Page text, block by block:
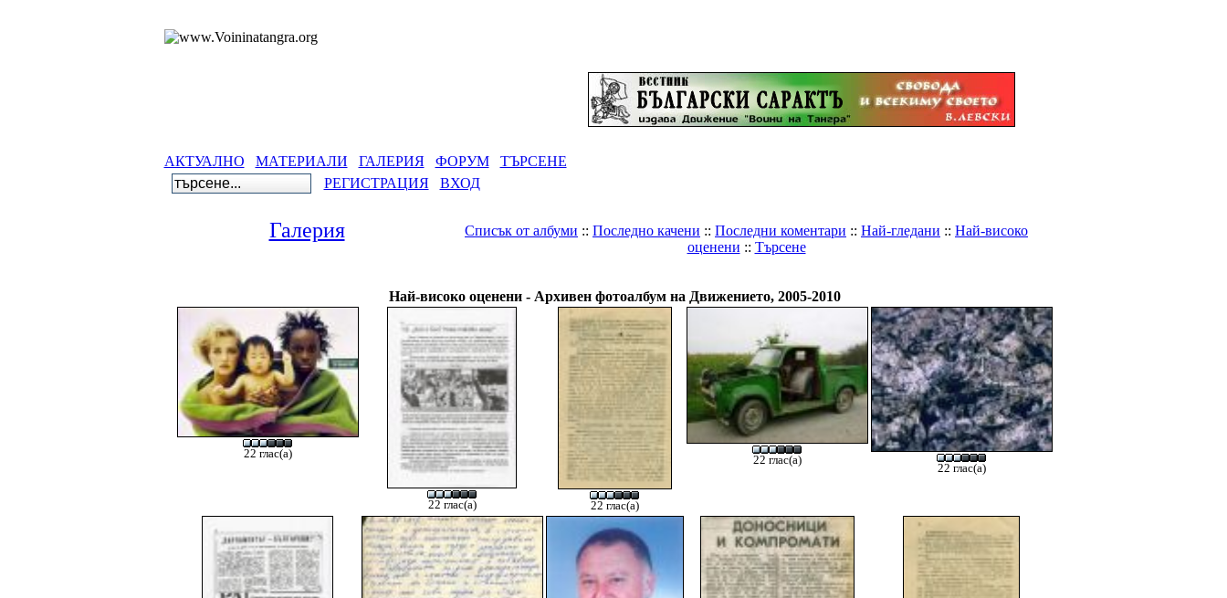
АКТУАЛНО МАТЕРИАЛИ ГАЛЕРИЯ ФОРУМ
ТЪРСЕНЕ
РЕГИСТРАЦИЯ
ВХОД
Галерия Списък от албуми :: Последно качени :: Последни коментари :: Най-гледани :: Най-високо
оценени :: Търсене
Най-високо оценени - Архивен фотоалбум на Движението, 2005-2010
22 глас(а)
22 глас(а) 22 глас(а)
22 глас(а)
22 глас(а)